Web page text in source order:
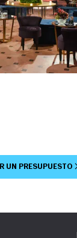
UN PRESUPUESTO